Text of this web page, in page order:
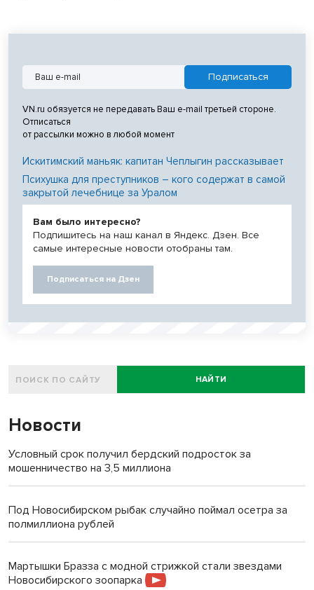
VN.ru обязуется не передавать Ваш e-mail третьей стороне.
Отписаться
от рассылки можно в любой момент
Искитимский маньяк: капитан Чеплыгин рассказывает
Психушка для преступников – кого содержат в самой
закрытой лечебнице за Уралом
Вам было интересно?
Подпишитесь на наш канал в Яндекс. Дзен. Все
самые интересные новости отобраны там.
Подписаться на Дзен
НАЙТИ
Новости
Условный срок получил бердский подросток за
мошенничество на 3,5 миллиона
Под Новосибирском рыбак случайно поймал осетра за
полмиллиона рублей
Мартышки Бразза с модной стрижкой стали звездами
Новосибирского зоопарка